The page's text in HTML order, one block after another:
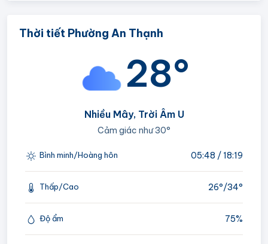
Thời tiết Phường An Thạnh
28°
Nhiều Mây, Trời Âm U
Cảm giác như30°
Bình minh/Hoàng hôn 05:48 / 18:19
Thấp/Cao 26°/34°
Độ ẩm 75%